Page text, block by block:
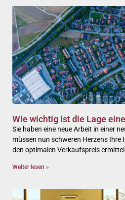
Wie wichtig ist die Lage
Sie haben eine neue Arbeit in einer
müssen nun schweren Herzens Ihre
den optimalen Verkaufspreis
Weiter lesen »